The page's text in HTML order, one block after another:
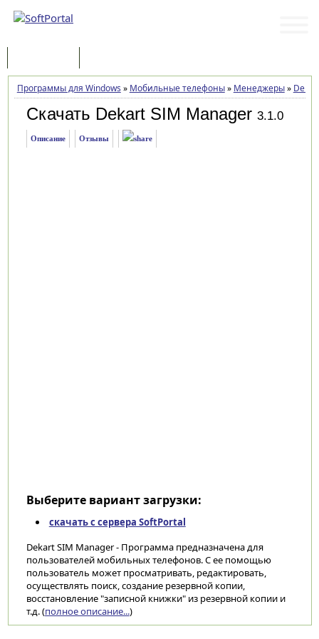
Программы для Windows » Мобильные телефоны» Менеджеры»
Скачать Dekart SIM Manager 3.1.0
Описание Отзывы
Выберите вариант загрузки:
скачать с сервера SoftPortal
Dekart SIM Manager - Программа предназначена для
пользователей мобильных телефонов. С ее помощью
пользователь может просматривать, редактировать,
осуществлять поиск, создание резервной копии,
восстановление "записной книжки" из резервной копии и
т.д. (полное описание...)